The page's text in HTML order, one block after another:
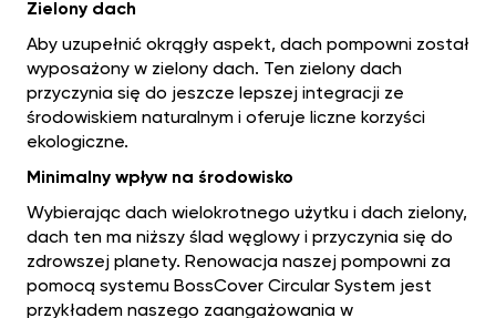
Zielony dach‍
Aby uzupełnić okrągły aspekt, dach pompowni został
wyposażony w zielony dach. Ten zielony dach
przyczynia się do jeszcze lepszej integracji ze
środowiskiem naturalnym i oferuje liczne korzyści
ekologiczne.
Minimalny wpływ na środowisko
Wybierając dach wielokrotnego użytku i dach zielony,
dach ten ma niższy ślad węglowy i przyczynia się do
zdrowszej planety. Renowacja naszej pompowni za
pomocą systemu BossCover Circular System jest
przykładem naszego zaangażowania w